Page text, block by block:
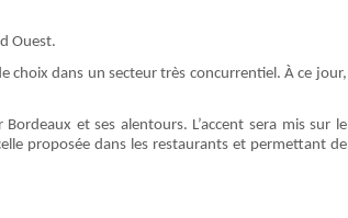
Ouest.
choix dans un secteur très concurrentiel. À ce jour,
et ses alentours. L’accent sera mis sur le
proposée dans les restaurants et permettant de